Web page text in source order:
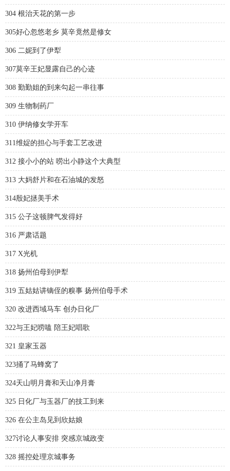
304 根治天花的第一步
305好心忽悠老乡 莫辛竟然是修女
306 二妮到了伊犁
307莫辛王妃显露自己的心迹
308 勤勤姐的到来勾起一串往事
309 生物制药厂
310 伊纳修女学开车
311维娖的担心与手套工艺改进
312 接小小的站 唠出小静这个大典型
313 大妈舒片和在石油城的发怒
314殷妃拯美手术
315 公子这顿脾气发得好
316 严肃话题
317 X光机
318 扬州伯母到伊犁
319 五姑姑讲镝侄的糗事 扬州伯母手术
320 改进西域马车 创办日化厂
322与王妃唠嗑 陪王妃唱歌
321 皇家玉器
323捅了马蜂窝了
324天山明月膏和天山净月膏
325 日化厂与玉器厂的技工到来
326 在公主岛见到欣姑娘
327讨论人事安排 突感京城政变
328 摇控处理京城事务